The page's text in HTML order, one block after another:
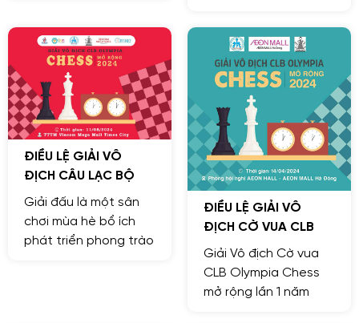
Ocean Park.
ĐIỀU LỆ GIẢI VÔ
ĐỊCH CÂU LẠC BỘ
OLYMPIA CHESS MỞ
RỘNG LẦN II NĂM
2024
Giải đấu là một sân
chơi mùa hè bổ ích
phát triển phong trào
ĐIỀU LỆ GIẢI VÔ
ĐỊCH CỜ VUA CLB
OLYMPIA CHESS MỞ
RỘNG LẦN 1 NĂM
2024
Giải Vô địch Cờ vua
CLB Olympia Chess
mở rộng lần 1 năm